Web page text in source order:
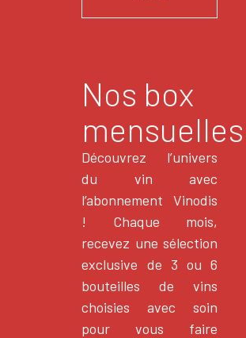
Nos box
mensuelles
Découvrez l’univers
du vin avec
l’abonnement Vinodis
! Chaque mois,
recevez une sélection
exclusive de 3 ou 6
bouteilles de vins
choisies avec soin
pour vous faire